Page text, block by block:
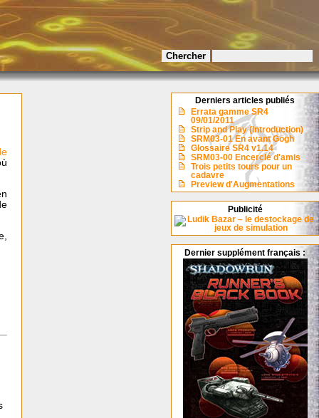
Derniers articles publiés
Errata gamme SR4
09/01/2011
Strip and Play (Introduction)
SRM03-01 En avant Gogh
Glossaire SR4 v1.14
SRM03-00 Encerclé d'amis
Trois petits tours pour un
cadavre
Preview d'Augmentations
Publicité
Dernier supplément français :